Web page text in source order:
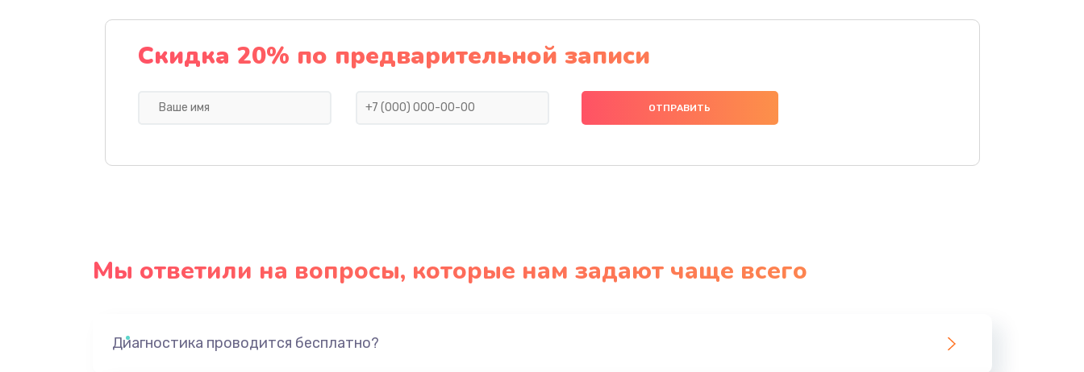
Скидка 20% по предварительной записи
Мы ответили на вопросы, которые нам задают чаще всего
Диагностика проводится бесплатно?